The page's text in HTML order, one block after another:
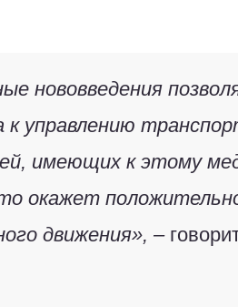
нововведения
к управлению
имеющих к этому
окажет
движения», –